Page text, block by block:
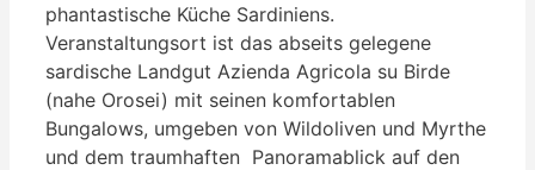
phantastische Küche Sardiniens.
Veranstaltungsort ist das abseits gelegene
sardische Landgut Azienda Agricola su Birde
(nahe Orosei) mit seinen komfortablen
Bungalows, umgeben von Wildoliven und Myrthe
und dem traumhaften Panoramablick auf den